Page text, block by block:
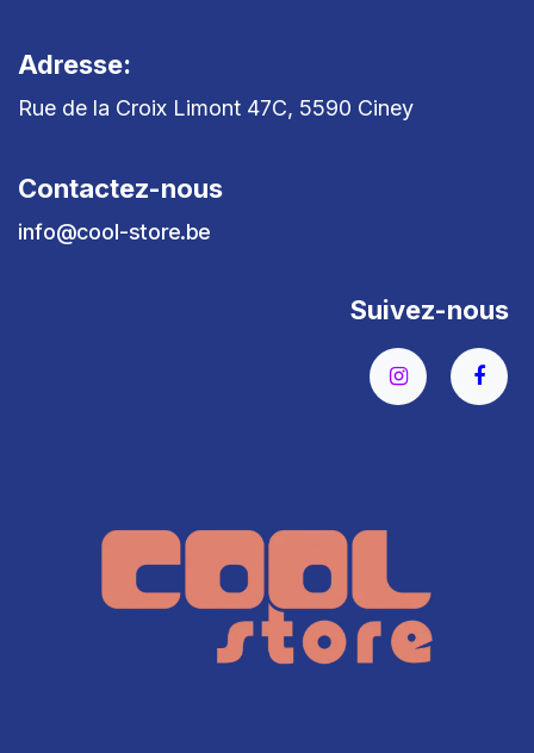
Adresse:
Rue de la Croix Limont 47C, 5590 Ciney
Contactez-nous
info@cool-store.be
Suivez-nous